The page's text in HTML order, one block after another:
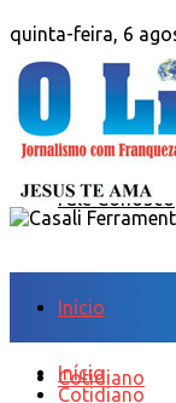
quinta-feira, 6
Sobre Nós
Anuncie
Fale Conosco
Início
Cotidiano
Início
Cotidiano